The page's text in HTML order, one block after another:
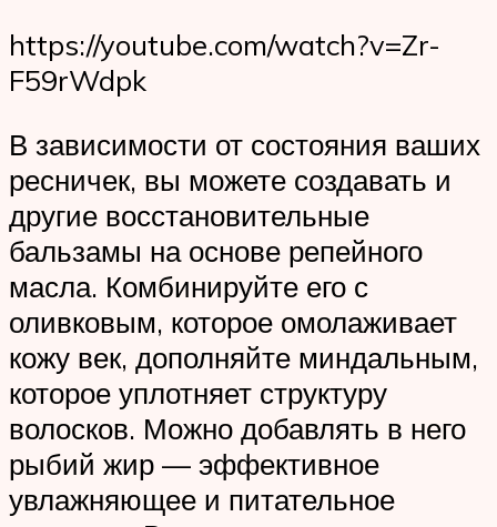
https://youtube.com/watch?v=Zr-
F59rWdpk
В зависимости от состояния ваших
ресничек, вы можете создавать и
другие восстановительные
бальзамы на основе репейного
масла. Комбинируйте его с
оливковым, которое омолаживает
кожу век, дополняйте миндальным,
которое уплотняет структуру
волосков. Можно добавлять в него
рыбий жир — эффективное
увлажняющее и питательное